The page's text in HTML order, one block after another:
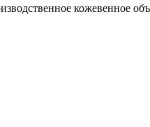
кожевенное